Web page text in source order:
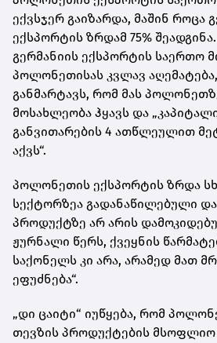
ექვსჯერ გაიზარდა, მაშინ როცა
ექსპორტის ზრდამ 75%
გერმანიის ექსპორტის საერთო
პოლონეთისას კვლავ
განმარტავს, რომ მას
მოსახლეობა ჰყავს და
განვითარების 4 ათწლეულით
აქვს“.
პოლონეთის ექსპორტის ზრდა
სექტორზეა გადანაწილებული
პროდუქტზე არ არის
ჟურნალი წერს, ქვეყნის
საქონელს კი არა, არამედ მათ
ეფუძნება“.
„დი ცაიტი“ იუწყება, რომ
თევზის პროდუქტების მსოფლიო